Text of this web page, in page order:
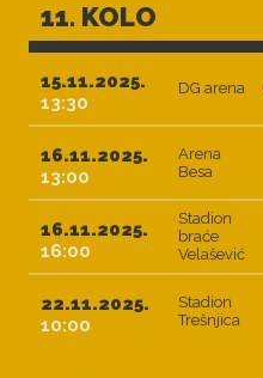
11. KOLO
15.11.2025.
13:30
DG arena
16.11.2025.
13:00
Arena
Besa
16.11.2025.
16:00
Stadion
braće
Velašević
22.11.2025.
10:00
Stadion
Trešnjica